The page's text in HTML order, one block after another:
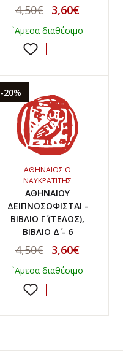
4,50€ 3,60€
`Αμεσα διαθέσιμο
-20%
ΑΘΗΝΑΙΟΣ Ο
ΝΑΥΚΡΑΤΙΤΗΣ
ΑΘΗΝΑΙΟΥ
ΔΕΙΠΝΟΣΟΦΙΣΤΑΙ -
ΒΙΒΛΙΟ Γ΄ (ΤΕΛΟΣ),
ΒΙΒΛΙΟ Δ΄ - 6
4,50€ 3,60€
`Αμεσα διαθέσιμο